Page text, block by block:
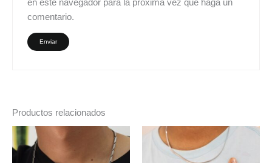
en este navegador para la próxima vez que haga un
comentario.
Productos relacionados